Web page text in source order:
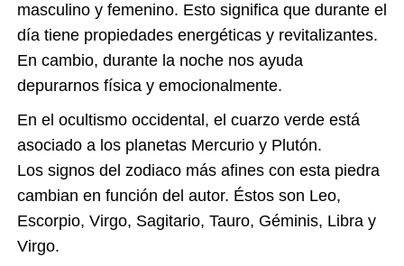
masculino y femenino. Esto significa que durante el
día tiene propiedades energéticas y revitalizantes.
En cambio, durante la noche nos ayuda
depurarnos física y emocionalmente.
En el ocultismo occidental, el cuarzo verde está
asociado a los planetas Mercurio y Plutón.
Los signos del zodiaco más afines con esta piedra
cambian en función del autor. Éstos son Leo,
Escorpio, Virgo, Sagitario, Tauro, Géminis, Libra y
Virgo.